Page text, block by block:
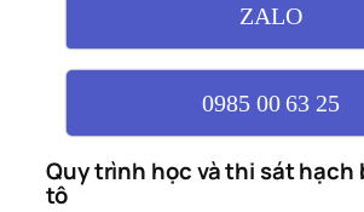
ZALO
0985 00 63 25
Quy trình học và thi sát hạch
tô